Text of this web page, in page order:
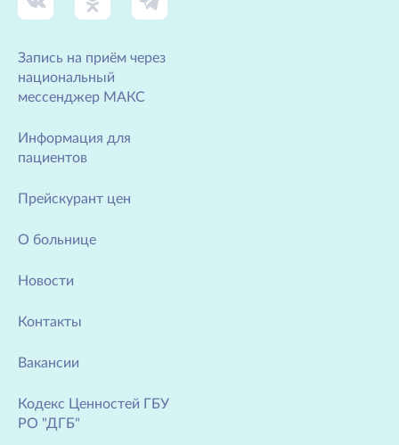
Запись на приём через
национальный
мессенджер МАКС
Информация для
пациентов
Прейскурант цен
О больнице
Новости
Контакты
Вакансии
Кодекс Ценностей ГБУ
РО "ДГБ"